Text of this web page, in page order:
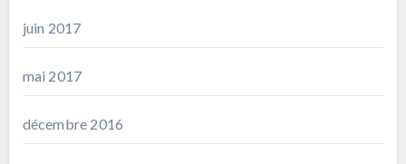
juin 2017
mai 2017
décembre 2016